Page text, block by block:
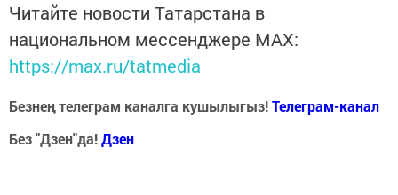
Читайте новости Татарстана в
национальном мессенджере MАХ:
https://max.ru/tatmedia
Безнең телеграм каналга кушылыгыз!Телеграм-канал
Без "Дзен"да!Дзен